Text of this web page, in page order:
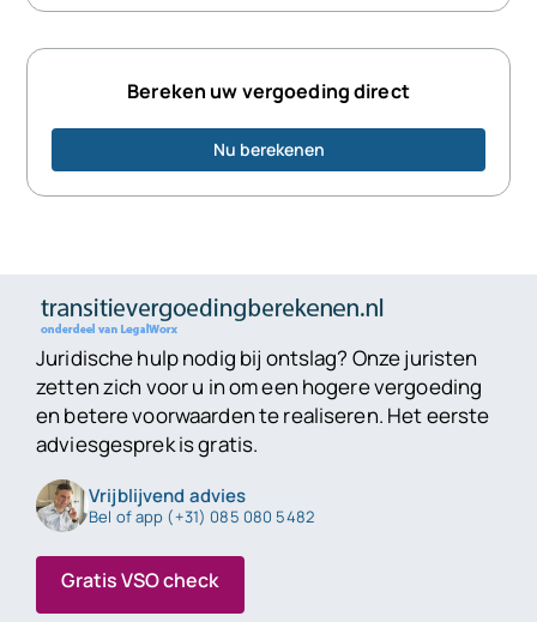
Bereken uw vergoeding direct
Nu berekenen
Juridische hulp nodig bij ontslag? Onze juristen
zetten zich voor u in om een hogere vergoeding
en betere voorwaarden te realiseren. Het eerste
adviesgesprek is gratis.
Vrijblijvend advies
Bel of app (+31) 085 080 5482
Gratis VSO check